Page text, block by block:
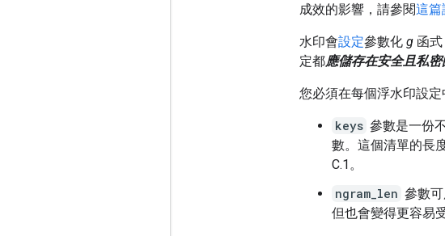
成效的影響，請參閱這篇
水印會設定參數化 g 函
定都應儲存在安全且私
您必須在每個浮水印設定
keys 參數是一份
數。這個清單的長
C.1。
ngram_len 參數
但也會變得更容易